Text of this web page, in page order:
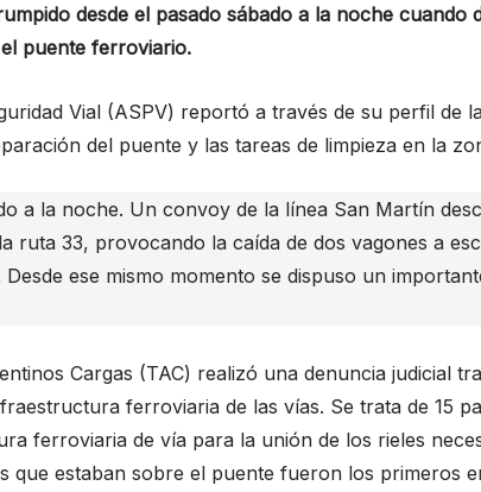
desde el pasado sábado a la noche cuando
puente ferroviario.
Vial (ASPV) reportó a través de su perfil de
del puente y las tareas de limpieza en la
a la noche. Un convoy de la línea San Martín
ruta 33, provocando la caída de dos vagones a
ese mismo momento se dispuso un
Cargas (TAC) realizó una denuncia judicial
ferroviaria de las vías. Se trata de 15
ferroviaria de vía para la unión de los rieles
que estaban sobre el puente fueron los primeros